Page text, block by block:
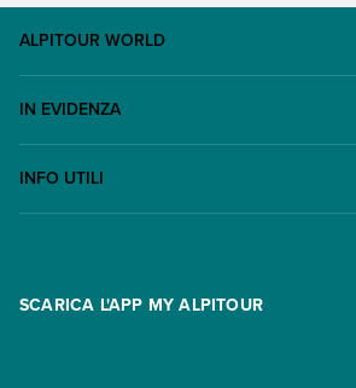
ALPITOUR WORLD
AWARD
Lavora con noi
Contatti
Assicurazioni
IN EVIDENZA
Escursioni
INFO UTILI
FAQ
Condizioni generali di contratto
SCARICA L'APP MY ALPITOUR